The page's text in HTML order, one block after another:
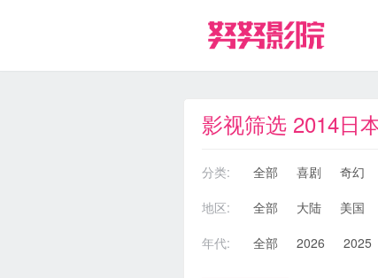
影视筛选 2014日
分类: 全部 喜剧 奇幻
地区:
全部 大陆 美国
年代:
全部 2026 2025